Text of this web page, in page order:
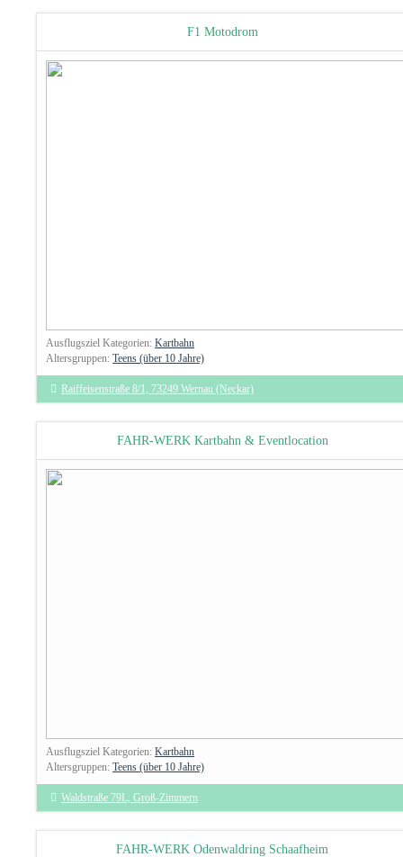
F1 Motodrom
Ausflugsziel Kategorien:Kartbahn
Altersgruppen:Teens (über 10 Jahre)
Raiffeisenstraße 8/1, 73249 Wernau (Neckar)
FAHR-WERK Kartbahn & Eventlocation
Ausflugsziel Kategorien:Kartbahn
Altersgruppen:Teens (über 10 Jahre)
Waldstraße 79L, Groß-Zimmern
FAHR-WERK Odenwaldring Schaafheim